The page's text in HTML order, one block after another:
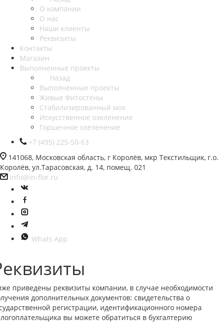
О компании
О нас
Наши клиенты
Реквизиты
Контакты
Магазин
Выполненные проекты
Назад
Выполненные проекты
Живые Фитостены
Стабилизированный мох
Искусственное озеленение
Горшечное озеленение
+7 (495) 225-50-63
141068, Московская область, г Королёв, мкр Текстильщик, г.о.
Королёв, ул.Тарасовская, д. 14, помещ. 021
info@in-flor.ru
Whats App
приведены реквизиты компании, в случае необходимости
дополнительных документов: свидетельства о
регистрации, идентификационного номера
вы можете обратиться в бухгалтерию